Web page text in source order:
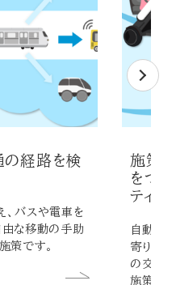
の経路を検
、バスや電車を
由な移動の手助
策です。
施策：
をつ
ティ
自動走
寄りの
の交通
施策で